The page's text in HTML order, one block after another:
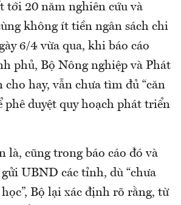
tới 20 năm nghiên cứu và
không ít tiền ngân sách chi
6/4 vừa qua, khi báo cáo
phủ, Bộ Nông nghiệp và Phát
hay, vẫn chưa tìm đủ “căn
phê duyệt quy hoạch phát triển
là, cũng trong báo cáo đó và
UBND các tỉnh, dù “chưa
Bộ lại xác định rõ rằng, từ